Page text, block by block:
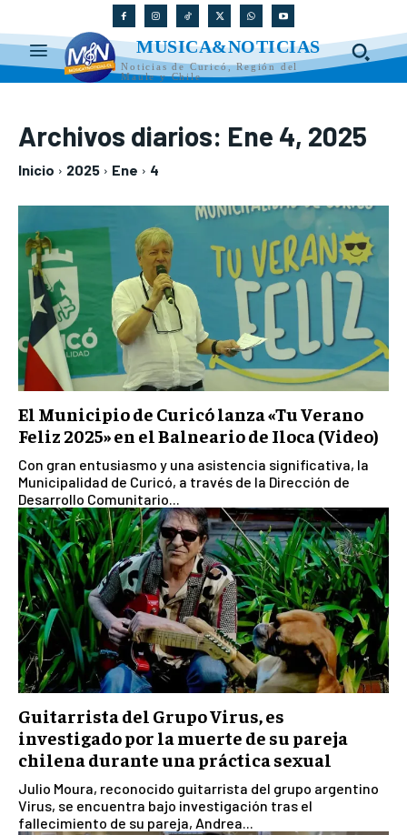
MUSICA&NOTICIAS
Noticias de Curicó, Región del
Maule y Chile
Archivos diarios: Ene 4, 2025
Inicio 2025 Ene 4
El Municipio de Curicó lanza «Tu Verano
Feliz 2025» en el Balneario de Iloca (Video)
Con gran entusiasmo y una asistencia significativa, la
Municipalidad de Curicó, a través de la Dirección de
Desarrollo Comunitario...
Guitarrista del Grupo Virus, es
investigado por la muerte de su pareja
chilena durante una práctica sexual
Julio Moura, reconocido guitarrista del grupo argentino
Virus, se encuentra bajo investigación tras el
fallecimiento de su pareja, Andrea...